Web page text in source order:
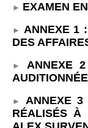
EXAMEN
ANNEXE 1
DES
ANNEXE 2
ANNEXE 3
RÉALISÉS À